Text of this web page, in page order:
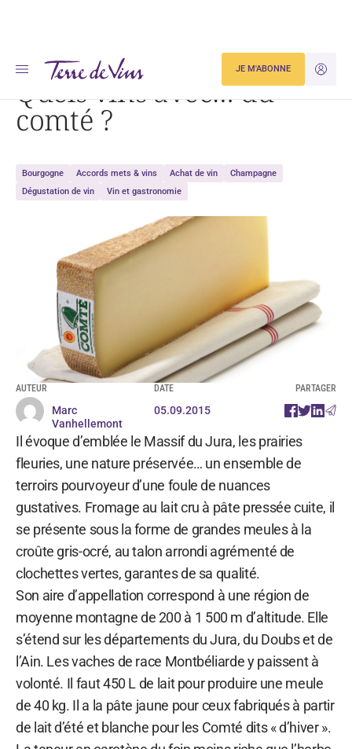
JE
JE M'ABONNE
Accueil Dégustation Quels vins avec… du comté ?
Quels vins avec… du
comté ?
Bourgogne Accords mets & vins Achat de vin
Champagne
Dégustation de vin
Vin et gastronomie
AUTEUR
Marc
Vanhellemont
DATE
05.09.2015
PARTAGER
Il évoque d’emblée le Massif du Jura, les prairies
fleuries, une nature préservée… un ensemble de
terroirs pourvoyeur d’une foule de nuances
gustatives. Fromage au lait cru à pâte pressée cuite, il
se présente sous la forme de grandes meules à la
croûte gris-ocré, au talon arrondi agrémenté de
clochettes vertes, garantes de sa qualité.
Son aire d’appellation correspond à une région de
moyenne montagne de 200 à 1 500 m d’altitude. Elle
s’étend sur les départements du Jura, du Doubs et de
l’Ain. Les vaches de race Montbéliarde y paissent à
volonté. Il faut 450 L de lait pour produire une meule
de 40 kg. Il a la pâte jaune pour ceux fabriqués à partir
de lait d’été et blanche pour les Comté dits « d’hiver ».